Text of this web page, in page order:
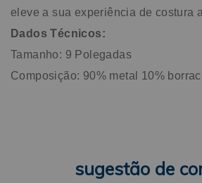
eleve a sua experiência de costura
Dados Técnicos:
Tamanho: 9 Polegadas
Composição: 90% metal 10%